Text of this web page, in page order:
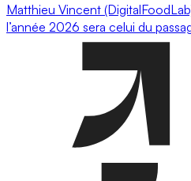
Matthieu Vincent
l’année 2026 sera celui du